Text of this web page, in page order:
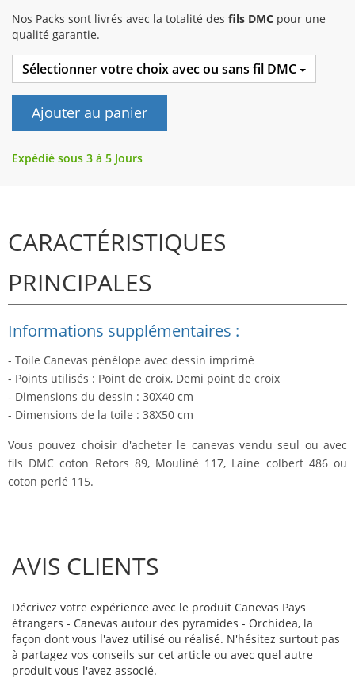
Nos Packs sont livrés avec la totalité des fils DMC pour une
qualité garantie.
Sélectionner votre choix avec ou sans fil DMC
Ajouter au panier
Expédié sous 3 à 5 Jours
CARACTÉRISTIQUES
PRINCIPALES
Informations supplémentaires :
- Toile Canevas pénélope avec dessin imprimé
- Points utilisés : Point de croix, Demi point de croix
- Dimensions du dessin : 30X40 cm
- Dimensions de la toile : 38X50 cm
Vous pouvez choisir d'acheter le canevas vendu seul ou avec
fils DMC coton Retors 89, Mouliné 117, Laine colbert 486 ou
coton perlé 115.
AVIS CLIENTS
Décrivez votre expérience avec le produit Canevas Pays
étrangers - Canevas autour des pyramides - Orchidea, la
façon dont vous l'avez utilisé ou réalisé. N'hésitez surtout pas
à partagez vos conseils sur cet article ou avec quel autre
produit vous l'avez associé.